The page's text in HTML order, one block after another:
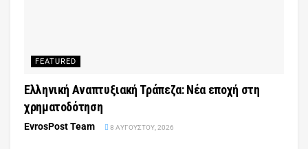
FEATURED
Ελληνική Αναπτυξιακή Τράπεζα: Νέα εποχή στη
χρηματοδότηση
EvrosPost Team 8 ΑΥΓΟΎΣΤΟΥ, 2026